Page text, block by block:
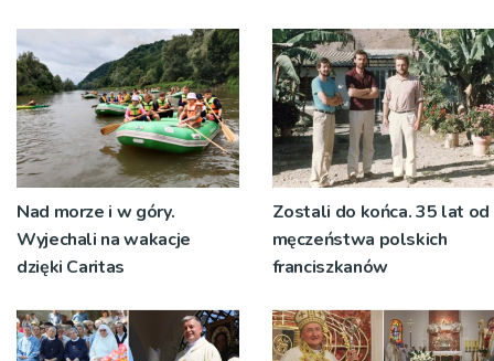
Nad morze i w góry.
Wyjechali na wakacje
dzięki Caritas
Zostali do końca. 35 lat od
męczeństwa polskich
franciszkanów